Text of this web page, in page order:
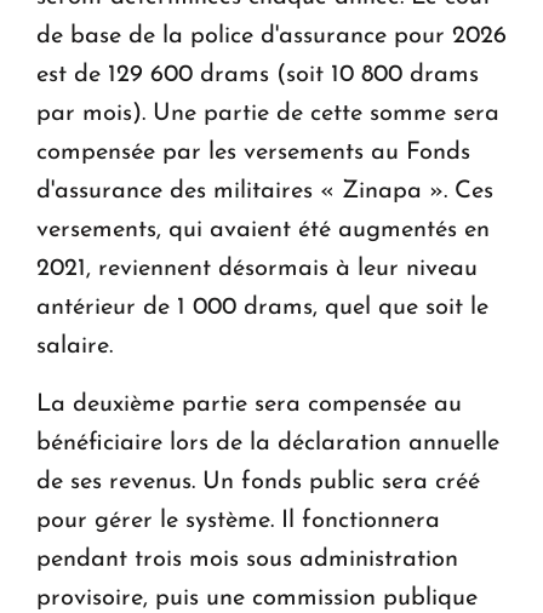
de base de la police d'assurance pour 2026
est de 129 600 drams (soit 10 800 drams
par mois). Une partie de cette somme sera
compensée par les versements au Fonds
d'assurance des militaires « Zinapa ». Ces
versements, qui avaient été augmentés en
2021, reviennent désormais à leur niveau
antérieur de 1 000 drams, quel que soit le
salaire.
La deuxième partie sera compensée au
bénéficiaire lors de la déclaration annuelle
de ses revenus. Un fonds public sera créé
pour gérer le système. Il fonctionnera
pendant trois mois sous administration
provisoire, puis une commission publique